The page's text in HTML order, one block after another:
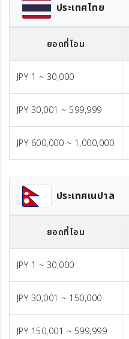
ประเทศไทย
ยอดที่โอน
JPY 1 ~ 30,000
JPY 30,001 ~ 599,999
JPY 600,000 ~ 1,000,000
ประเทศเนปาล
ยอดที่โอน
JPY 1 ~ 30,000
JPY 30,001 ~ 150,000
JPY 150,001 ~ 599,999